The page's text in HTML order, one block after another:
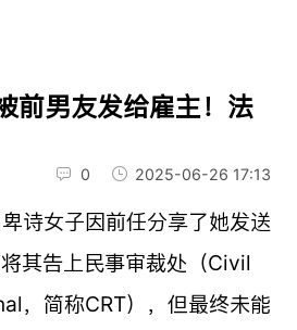
前男友发给雇主！法
0 2025-06-26 17:13
诗女子因前任分享了她发送
其告上民事审裁处（Civil
，简称CRT），但最终未能